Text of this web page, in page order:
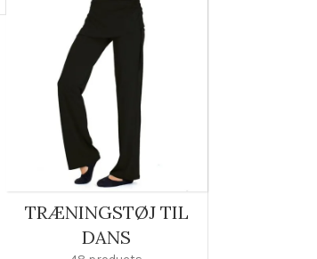
TRÆNINGSTØJ TIL
DANS